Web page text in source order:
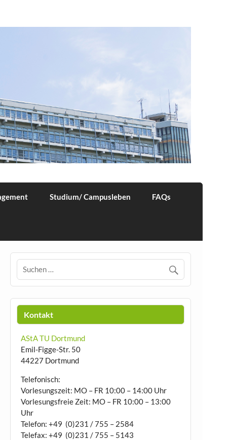
Studium/ Campusleben FAQs
Kontakt
AStA TU Dortmund
Emil-Figge-Str. 50
44227 Dortmund
Telefonisch:
Vorlesungszeit: MO – FR 10:00 – 14:00 Uhr
Vorlesungsfreie Zeit: MO – FR 10:00 – 13:00
Uhr
Telefon: +49 (0)231 / 755 – 2584
Telefax: +49 (0)231 / 755 – 5143